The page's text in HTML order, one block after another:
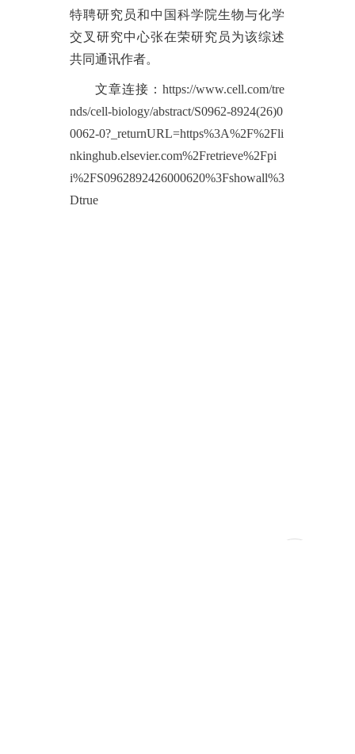
特聘研究员和中国科学院生物与化学
交叉研究中心张在荣研究员为该综述
共同通讯作者。
文章连接：https://www.cell.com/tre
nds/cell-biology/abstract/S0962-8924(26)0
0062-0?_returnURL=https%3A%2F%2Fli
nkinghub.elsevier.com%2Fretrieve%2Fpi
i%2FS0962892426000620%3Fshowall%3
Dtrue